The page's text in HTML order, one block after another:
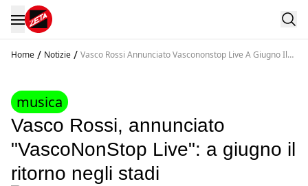
Home / Notizie / Vasco Rossi Annunciato Vascononstop Live A Giugno Il
musica
Vasco Rossi, annunciato
"VascoNonStop Live": a giugno il
ritorno negli stadi